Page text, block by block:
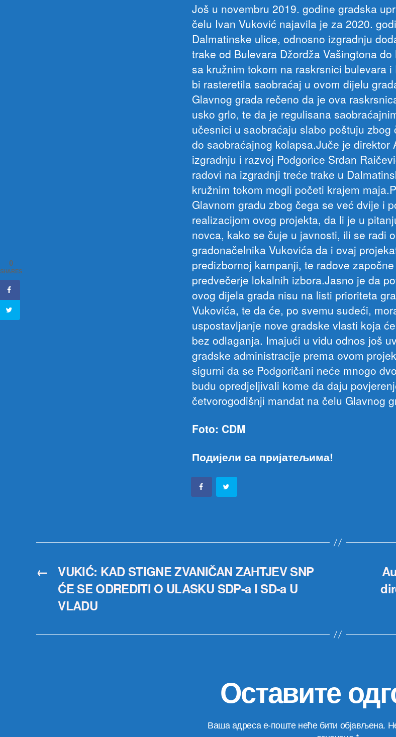
Još u novembru 2019. godine gradska
čelu Ivan Vuković najavila je za 2020.
Dalmatinske ulice, odnosno izgradnju
trake od Bulevara Džordža Vašingtona
sa kružnim tokom na raskrsnici bulevara
bi rasteretila saobraćaj u ovom dijelu
Glavnog grada rečeno da je ova
usko grlo, te da je regulisana
učesnici u saobraćaju slabo poštuju zbog
do saobraćajnog kolapsa.Juče je direktor
izgradnju i razvoj Podgorice Srđan
radovi na izgradnji treće trake u
kružnim tokom mogli početi krajem
Glavnom gradu zbog čega se već dvije i
realizacijom ovog projekta, da li je u
novca, kako se čuje u javnosti, ili se radi
gradonačelnika Vukovića da i ovaj
predizbornoj kampanji, te radove
predvečerje lokalnih izbora.Jasno je da
ovog dijela grada nisu na listi prioriteta
Vukovića, te da će, po svemu sudeći,
uspostavljanje nove gradske vlasti koja
bez odlaganja. Imajući u vidu odnos još
gradske administracije prema ovom
sigurni da se Podgoričani neće mnogo
budu opredjeljivali kome da daju
četvorogodišnji mandat na čelu Glavnog
Foto: CDM
Подијели са пријатељима!
←
VUKIĆ: KAD STIGNE ZVANIČAN ZAHTJEV SNP
ĆE SE ODREDITI O ULASKU SDP-a I SD-a U
VLADU
Оставите
Ваша адреса е-поште неће бити објављена.
0
SHARES